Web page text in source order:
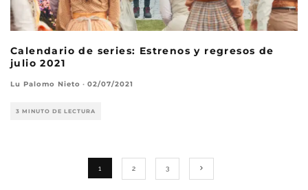
Calendario de series: Estrenos y regresos de
julio 2021
Lu Palomo Nieto · 02/07/2021
3 MINUTO DE LECTURA
1 2 3